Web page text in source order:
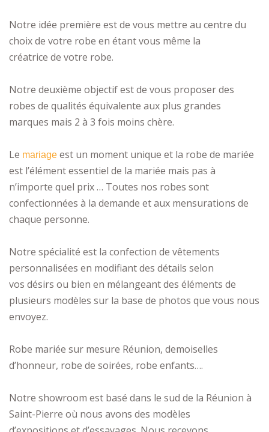
Notre idée première est de vous mettre au centre du
choix de votre robe en étant vous même la
créatrice de votre robe.
Notre deuxième objectif est de vous proposer des
robes de qualités équivalente aux plus grandes
marques mais 2 à 3 fois moins chère.
Le mariage est un moment unique et la robe de mariée
est l’élément essentiel de la mariée mais pas à
n’importe quel prix … Toutes nos robes sont
confectionnées à la demande et aux mensurations de
chaque personne.
Notre spécialité est la confection de vêtements
personnalisées en modifiant des détails selon
vos désirs ou bien en mélangeant des éléments de
plusieurs modèles sur la base de photos que vous nous
envoyez.
Robe mariée sur mesure Réunion, demoiselles
d’honneur, robe de soirées, robe enfants….
Notre showroom est basé dans le sud de la Réunion à
Saint-Pierre où nous avons des modèles